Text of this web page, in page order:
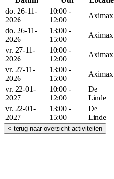
do. 26-11-
2026
10:00 -
12:00
Aximax
do. 26-11-
2026
13:00 -
15:00
Aximax
vr. 27-11-
2026
10:00 -
12:00
Aximax
vr. 27-11-
2026
13:00 -
15:00
Aximax
vr. 22-01-
2027
10:00 -
12:00
De
Linde
vr. 22-01-
2027
13:00 -
15:00
De
Linde
< terug naar overzicht activiteiten